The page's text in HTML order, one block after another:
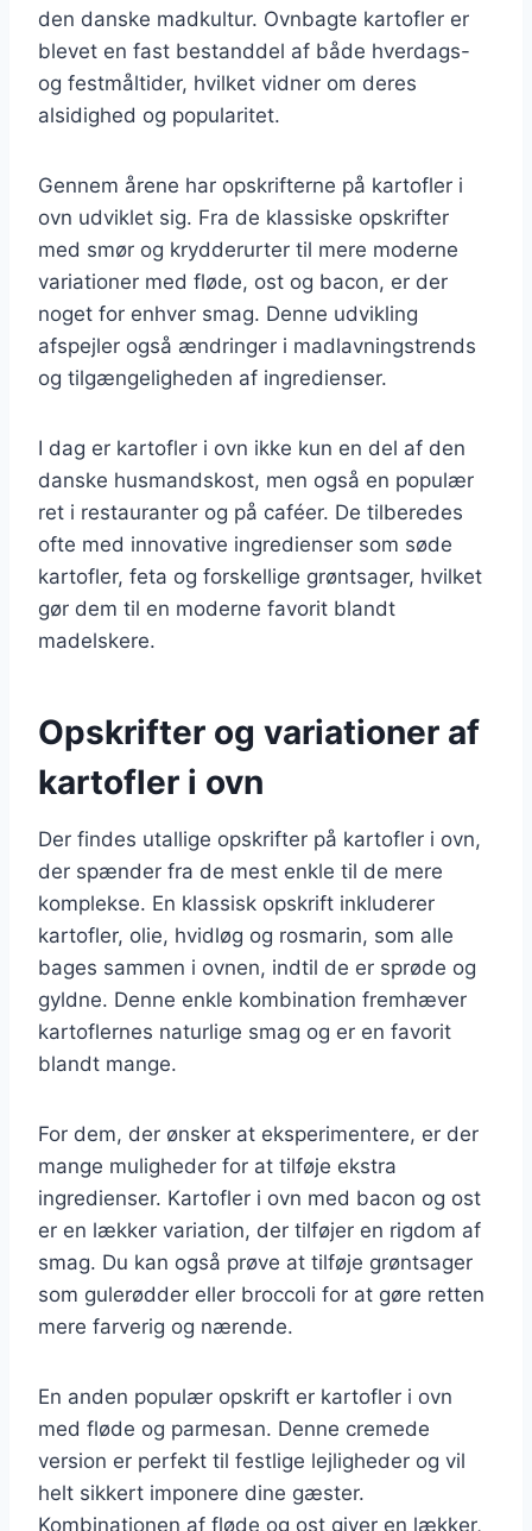
den danske madkultur. Ovnbagte kartofler er
blevet en fast bestanddel af både hverdags-
og festmåltider, hvilket vidner om deres
alsidighed og popularitet.
Gennem årene har opskrifterne på kartofler i
ovn udviklet sig. Fra de klassiske opskrifter
med smør og krydderurter til mere moderne
variationer med fløde, ost og bacon, er der
noget for enhver smag. Denne udvikling
afspejler også ændringer i madlavningstrends
og tilgængeligheden af ingredienser.
I dag er kartofler i ovn ikke kun en del af den
danske husmandskost, men også en populær
ret i restauranter og på caféer. De tilberedes
ofte med innovative ingredienser som søde
kartofler, feta og forskellige grøntsager, hvilket
gør dem til en moderne favorit blandt
madelskere.
Opskrifter og variationer af
kartofler i ovn
Der findes utallige opskrifter på kartofler i ovn,
der spænder fra de mest enkle til de mere
komplekse. En klassisk opskrift inkluderer
kartofler, olie, hvidløg og rosmarin, som alle
bages sammen i ovnen, indtil de er sprøde og
gyldne. Denne enkle kombination fremhæver
kartoflernes naturlige smag og er en favorit
blandt mange.
For dem, der ønsker at eksperimentere, er der
mange muligheder for at tilføje ekstra
ingredienser. Kartofler i ovn med bacon og ost
er en lækker variation, der tilføjer en rigdom af
smag. Du kan også prøve at tilføje grøntsager
som gulerødder eller broccoli for at gøre retten
mere farverig og nærende.
En anden populær opskrift er kartofler i ovn
med fløde og parmesan. Denne cremede
version er perfekt til festlige lejligheder og vil
helt sikkert imponere dine gæster.
Kombinationen af fløde og ost giver en lækker,